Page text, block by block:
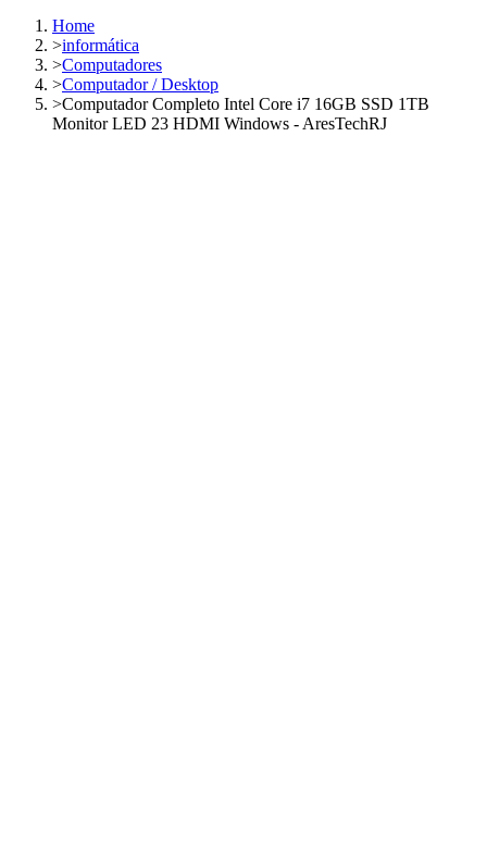
Home
>informática
>Computadores
>Computador / Desktop
>Computador Completo Intel Core i7 16GB SSD 1TB
Monitor LED 23 HDMI Windows - AresTechRJ